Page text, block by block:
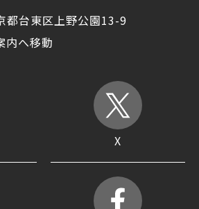
都台東区上野公園13-9
内へ移動
X